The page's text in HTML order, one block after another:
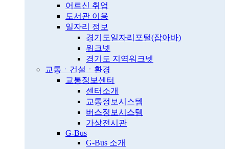
어르신 취업
도서관 이용
일자리 정보
경기도일자리포털(잡아바)
워크넷
경기도 지역워크넷
교통ㆍ건설ㆍ환경
교통정보센터
센터소개
교통정보시스템
버스정보시스템
가상전시관
G-Bus
G-Bus 소개